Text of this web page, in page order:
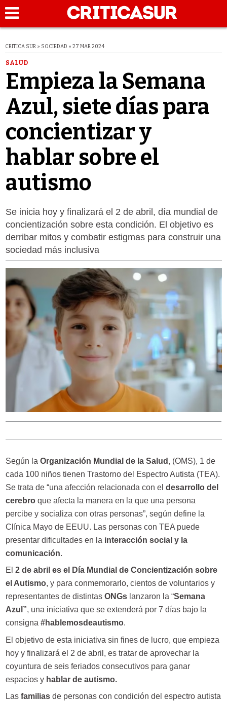
CRITICA SUR » SOCIEDAD » 27 MAR 2024
SALUD
Empieza la Semana
Azul, siete días para
concientizar y
hablar sobre el
autismo
Se inicia hoy y finalizará el 2 de abril, día mundial de
concientización sobre esta condición. El objetivo es
derribar mitos y combatir estigmas para construir una
sociedad más inclusiva
Según la Organización Mundial de la Salud , (OMS), 1 de
cada 100 niños tienen Trastorno del Espectro Autista (TEA).
Se trata de “una afección relacionada con el desarrollo del
cerebro que afecta la manera en la que una persona
percibe y socializa con otras personas”, según define la
Clínica Mayo de EEUU. Las personas con TEA puede
presentar dificultades en la interacción social y la
comunicación.
El 2 de abril es el Día Mundial de Concientización sobre
el Autismo, y para conmemorarlo, cientos de voluntarios y
representantes de distintas ONGs lanzaron la “Semana
Azul”, una iniciativa que se extenderá por 7 días bajo la
consigna #hablemosdeautismo.
El objetivo de esta iniciativa sin fines de lucro, que empieza
hoy y finalizará el 2 de abril, es tratar de aprovechar la
coyuntura de seis feriados consecutivos para ganar
espacios y hablar de autismo.
Las familiasde personas con condición del espectro autista